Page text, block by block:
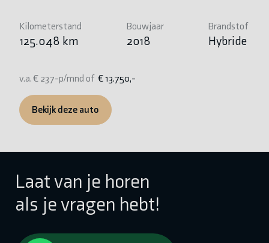
Kilometerstand
125.048 km
Bouwjaar
2018
Brandstof
Hybride
v.a. € 237-p/mnd of € 13.750,-
Bekijk deze auto
Laat van je horen
als je vragen hebt!